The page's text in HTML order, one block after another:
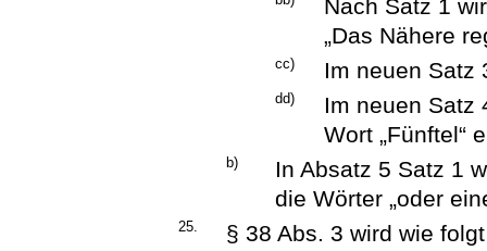
Nach Satz 1
„Das Nähere
cc) Im neuen Satz
dd)
Im neuen Satz
Wort „Fünftel“
b)
In Absatz 5 Satz 1
die Wörter „oder
25. § 38 Abs. 3 wird wie